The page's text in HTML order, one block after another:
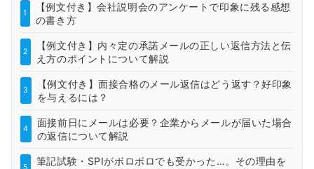
1
【例文付き】会社説明会のアンケートで印象に残る感想
の書き方
2
【例文付き】内々定の承諾メールの正しい返信方法と伝
え方のポイントについて解説
3
【例文付き】面接合格のメール返信はどう返す？好印象
を与えるには？
4
面接前日にメールは必要？企業からメールが届いた場合
の返信について解説
筆記試験・SPIがボロボロでも受かった…。その理由を